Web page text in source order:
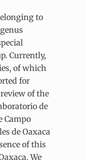
to
Currently,
of which
for
of the
de
Campo
de Oaxaca
of this
We